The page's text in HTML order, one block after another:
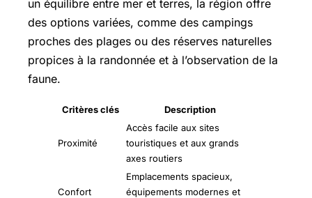
un équilibre entre mer et terres, la région offre
des options variées, comme des campings
proches des plages ou des réserves naturelles
propices à la randonnée et à l’observation de la
faune.
Critères clés Description
Proximité
Accès facile aux sites
touristiques et aux grands
axes routiers
Confort
Emplacements spacieux,
équipements modernes et